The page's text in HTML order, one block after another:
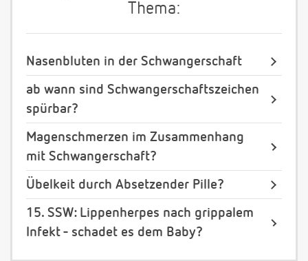
Thema:
Nasenbluten in der Schwangerschaft
ab wann sind Schwangerschaftszeichen
spürbar?
Magenschmerzen im Zusammenhang
mit Schwangerschaft?
Übelkeit durch Absetzender Pille?
15. SSW: Lippenherpes nach grippalem
Infekt - schadet es dem Baby?